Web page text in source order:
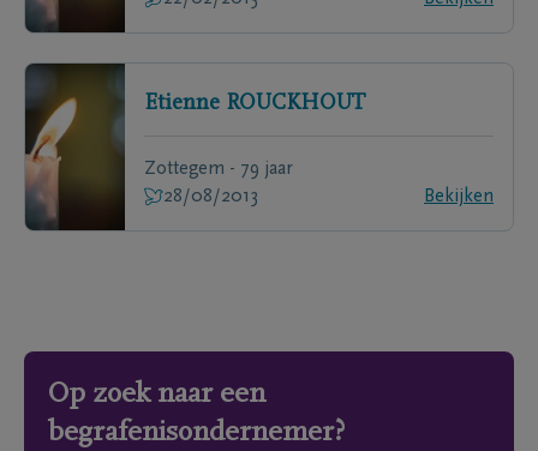
Etienne ROUCKHOUT
Zottegem - 79 jaar
28/08/2013
Bekijken
Op zoek naar een
begrafenisondernemer?